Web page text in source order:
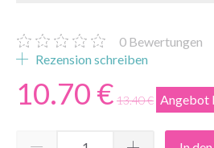
0 Bewertungen
Rezension schreiben
10.70 € 13.40 € Angebot